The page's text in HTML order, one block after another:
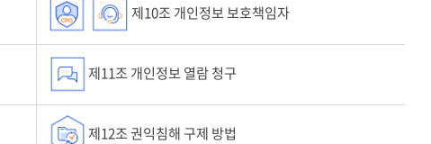
제10조 개인정보 보호책임자
제11조 개인정보 열람 청구
제12조 권익침해 구제 방법